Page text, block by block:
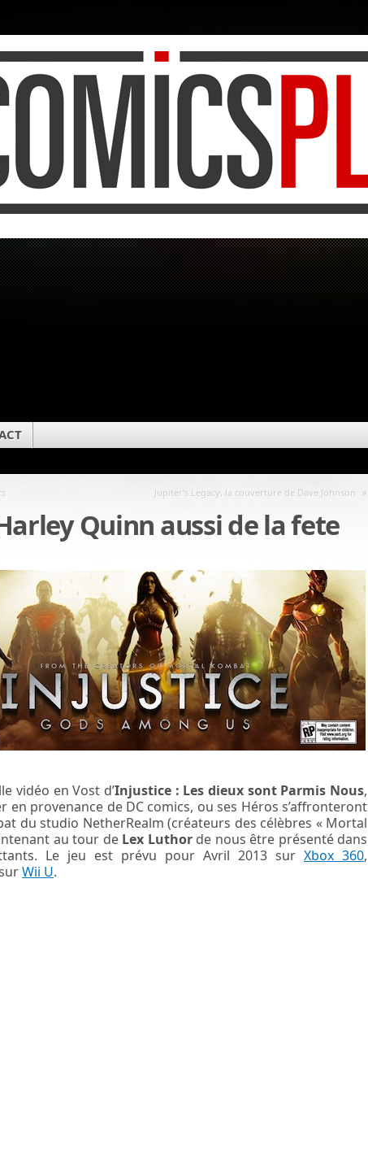
Jupiter’s Legacy, la couverture de Dave Johnson »
Quinn aussi de la fete
vidéo en Vost d’Injustice : Les dieux sont Parmis Nous,
en provenance de DC comics, ou ses Héros s’affronteront
du studio NetherRealm (créateurs des célèbres « Mortal
au tour de Lex Luthorde nous être présenté dans
Le jeu est prévu pour Avril 2013 sur Xbox 360,
Wii U.